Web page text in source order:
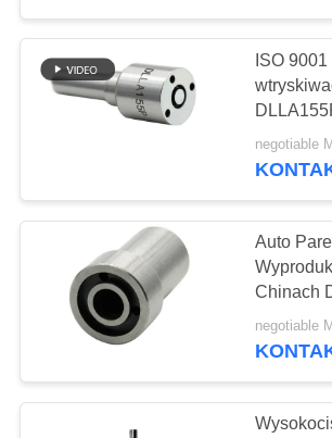
NAS
WYCIECZKA
KONTROLA
JAKOŚCI
SKONTAKTUJ
Dysza
Zawór
Common Rail
ISO
silników
negotiable
Auto
Chinach
Diesel
negotiable